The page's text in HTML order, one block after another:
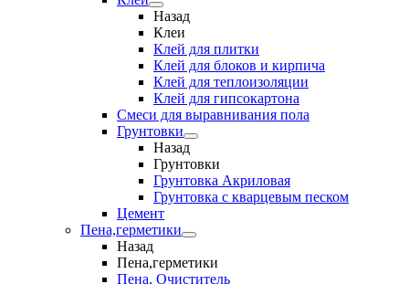
Назад
Клеи
Клей для плитки
Клей для блоков и кирпича
Клей для теплоизоляции
Клей для гипсокартона
Смеси для выравнивания пола
Грунтовки
Назад
Грунтовки
Грунтовка Акриловая
Грунтовка с кварцевым песком
Цемент
Пена,герметики
Назад
Пена,герметики
Пена, Очиститель